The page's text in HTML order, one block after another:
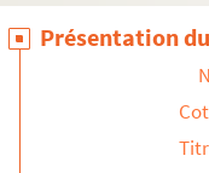
Fol. 119. Frédéric de
Fol. 120. Nicolas
Fol. 122 et 124. Le
Fol. 125. Frédéric
Fol. 126. Le
Présentation